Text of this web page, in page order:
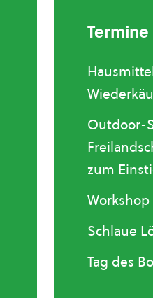
Termine
Outdoor-
zum
Schlaue
Tag des